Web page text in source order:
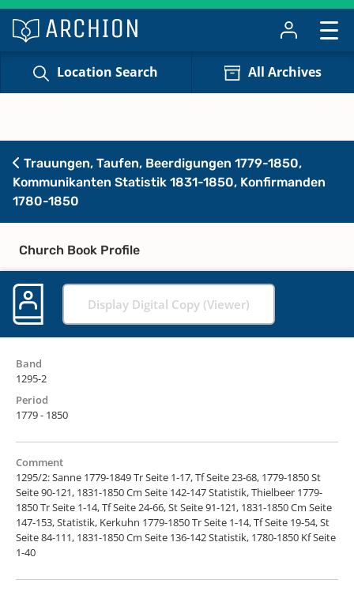
Location Search All Archives
Trauungen, Taufen, Beerdigungen 1779-1850,
Kommunikanten Statistik 1831-1850, Konfirmanden
1780-1850
Church Book Profile
Display Digital Copy (Viewer)
Band
1295-2
Period
1779 - 1850
Comment
1295/2: Sanne 1779-1849 Tr Seite 1-17, Tf Seite 23-68, 1779-1850 St
Seite 90-121, 1831-1850 Cm Seite 142-147 Statistik, Thielbeer 1779-
1850 Tr Seite 1-14, Tf Seite 24-66, St Seite 91-121, 1831-1850 Cm Seite
147-153, Statistik, Kerkuhn 1779-1850 Tr Seite 1-14, Tf Seite 19-54, St
Seite 84-111, 1831-1850 Cm Seite 136-142 Statistik, 1780-1850 Kf Seite
1-40